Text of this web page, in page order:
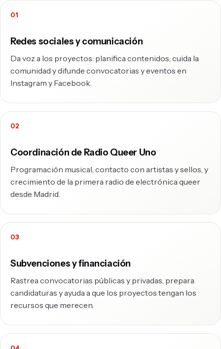
Redes sociales y comunicación
Da voz a los proyectos: planifica contenidos, cuida la
comunidad y difunde convocatorias y eventos en
Instagram y Facebook.
Coordinación de Radio Queer Uno
Programación musical, contacto con artistas y sellos, y
crecimiento de la primera radio de electrónica queer
desde Madrid.
Subvenciones y financiación
Rastrea convocatorias públicas y privadas, prepara
candidaturas y ayuda a que los proyectos tengan los
recursos que merecen.